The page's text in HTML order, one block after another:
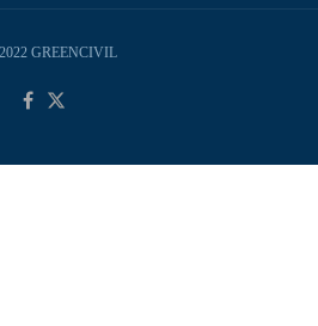
GREENCIVIL